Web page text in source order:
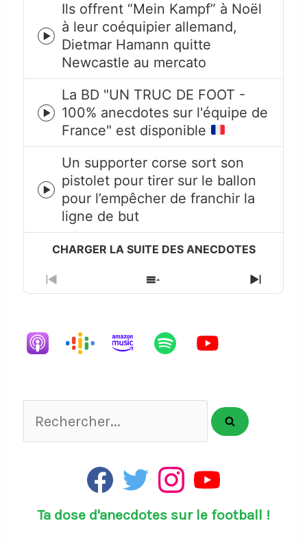
Episode
play
icon
Ils offrent “Mein Kampf” à Noël
à leur coéquipier allemand,
Dietmar Hamann quitte
Newcastle au mercato
Episode
play
icon
La BD "UN TRUC DE FOOT -
100% anecdotes sur l'équipe de
France" est disponible
Episode
play
icon
Un supporter corse sort son
pistolet pour tirer sur le ballon
pour l’empêcher de franchir la
ligne de but
Previous
Episode
Show
Episodes
Next
Episode
Rechercher...
F
a
e
w
t
I
n
t
Y
T
Ta dose d'anecdotes sur le football !